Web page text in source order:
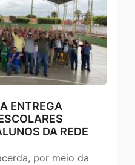
ENTREGA
DA REDE
por meio da